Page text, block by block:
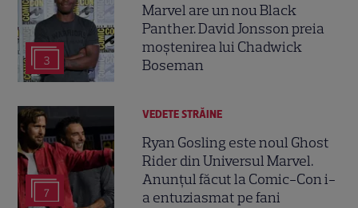
3
Marvel are un nou Black
Panther. David Jonsson preia
moștenirea lui Chadwick
Boseman
7
VEDETE STRĂINE
Ryan Gosling este noul Ghost
Rider din Universul Marvel.
Anunțul făcut la Comic-Con i-
a entuziasmat pe fani